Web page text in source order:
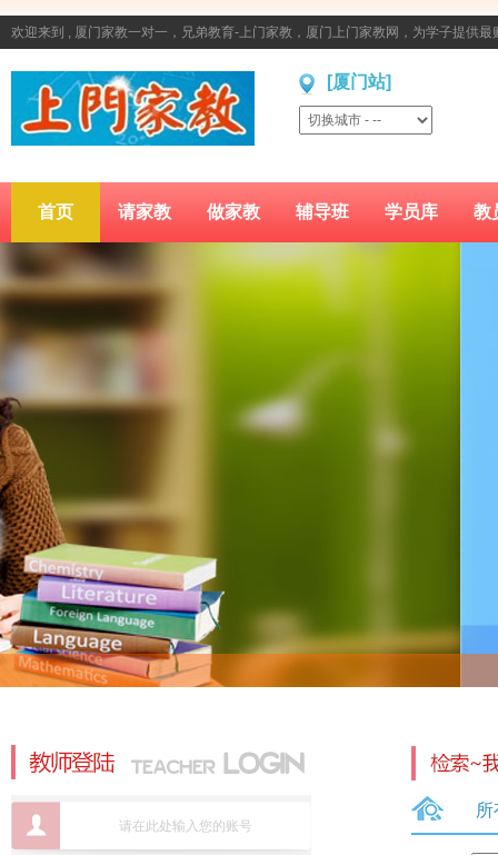
欢迎来到 , 厦门家教一对一，兄弟教育-上门家教，厦门上门家教网，为学子提供
[厦门站]
首页 请家教 做家教 辅导班 学员库 教